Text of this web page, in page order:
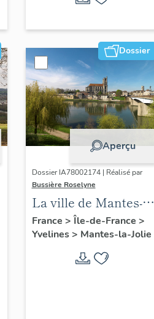
Dossier
Aperçu
Dossier IA78002174 | Réalisé par
Bussière Roselyne
La ville de Mantes-la-
Jolie
France > Île-de-France >
Yvelines> Mantes-la-Jolie